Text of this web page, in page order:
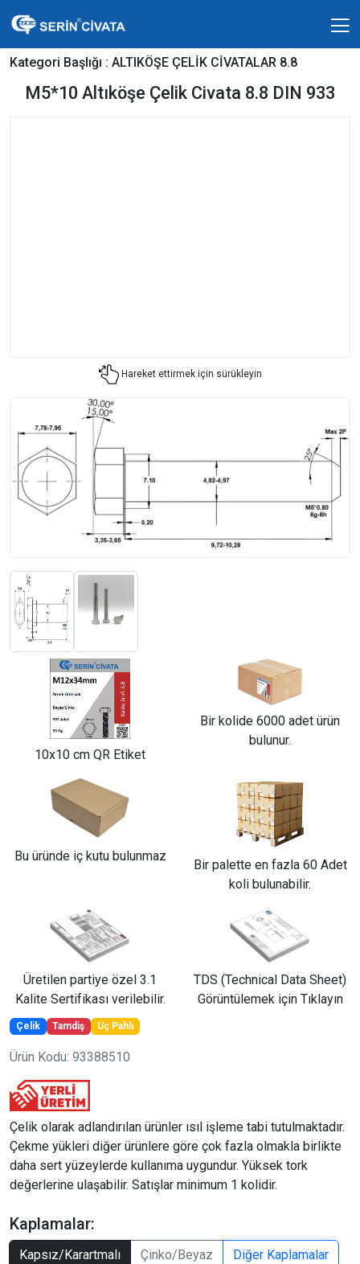
Kategori Başlığı : ALTIKÖŞE ÇELİK CİVATALAR 8.8
M5*10 Altıköşe Çelik Civata 8.8 DIN 933
Hareket ettirmek için sürükleyin
10x10 cm QR Etiket
Bir kolide 6000 adet ürün
bulunur.
Bu üründe iç kutu bulunmaz
Bir palette en fazla 60 Adet
koli bulunabilir.
Üretilen partiye özel 3.1
Kalite Sertifikası verilebilir.
TDS (Technical Data Sheet)
Görüntülemek için Tıklayın
Çelik Tamdiş Uç Pahlı
Ürün Kodu: 93388510
Çelik olarak adlandırılan ürünler ısıl işleme tabi tutulmaktadır.
Çekme yükleri diğer ürünlere göre çok fazla olmakla birlikte
daha sert yüzeylerde kullanıma uygundur. Yüksek tork
değerlerine ulaşabilir. Satışlar minimum 1 kolidir.
Kaplamalar:
Kapsız/Karartmalı Çinko/Beyaz Diğer Kaplamalar